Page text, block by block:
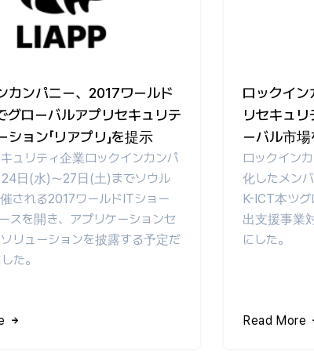
カンパニー、2017ワールド
グローバルアプリセキュリテ
ション「リアプリ」を提示
ュリティ企業ロックインカンパ
24日(水)～27日(土)までソウル
される2017ワールドITショー
スを開き、アプリケーションセ
リューションを披露する予定だ
た。
ロックイ
リセキュ
ーバル市場
ロックイン
化したメン
K-ICT本ツ
出支援事業
にした。
Read More